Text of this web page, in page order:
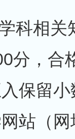
相关
分，合
保留
站（